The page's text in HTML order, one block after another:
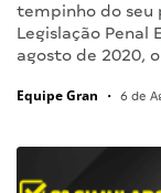
tempinho do seu
Legislação Penal
agosto de 2020,
Equipe Gran • 6 de